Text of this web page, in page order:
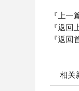
『上一
『返回
『返回
相关